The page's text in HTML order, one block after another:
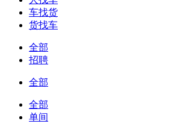
车找货
货找车
全部
招聘
全部
全部
单间